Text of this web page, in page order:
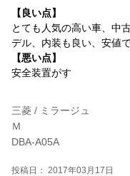
【良い点】
とても人気の高い車、中
デル、内装も良い、安値
【悪い点】
安全装置がす
三菱 / ミラージュ
Ｍ
DBA-A05A
投稿日： 2017年03月17日